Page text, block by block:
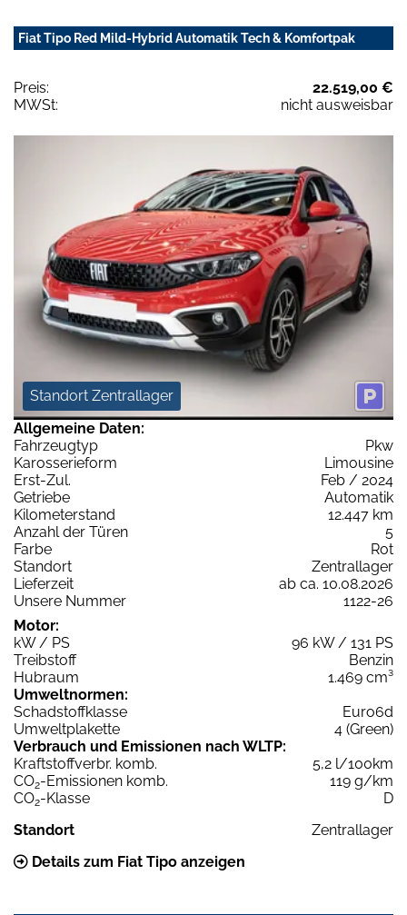
Fiat Tipo Red Mild-Hybrid Automatik Tech & Komfortpak
Preis:
22.519,00 €
MWSt:
nicht ausweisbar
Standort Zentrallager
Allgemeine Daten:
Fahrzeugtyp
Pkw
Karosserieform
Limousine
Erst-Zul.
Feb / 2024
Getriebe
Automatik
Kilometerstand
12.447 km
Anzahl der Türen
5
Farbe
Rot
Standort
Zentrallager
Lieferzeit
ab ca. 10.08.2026
Unsere Nummer
1122-26
Motor:
kW / PS
96 kW / 131 PS
Treibstoff
Benzin
Hubraum
1.469 cm³
Umweltnormen:
Schadstoffklasse
Euro6d
Umweltplakette
4 (Green)
Verbrauch und Emissionen nach WLTP:
Kraftstoffverbr. komb.
5,2 l/100km
CO2-Emissionen komb.
119 g/km
CO2-Klasse
D
Standort
Zentrallager
Details zum Fiat Tipo anzeigen